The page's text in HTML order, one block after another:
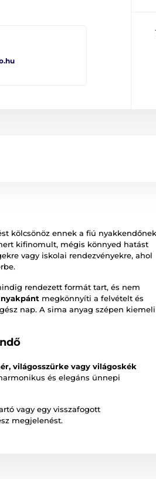
kölcsönöz ennek a fiú
kifinomult, mégis könnyed hatást
vagy iskolai rendezvényekre, ahol
rendezett formát tart, és nem
megkönnyíti a felvételt és
nap. A sima anyag szépen kiemeli
világosszürke vagy világoskék
és elegáns ünnepi
vagy egy visszafogott
megjelenést.